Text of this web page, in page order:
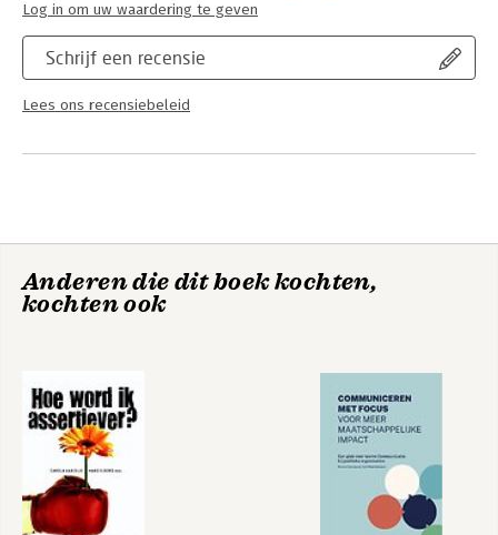
Schrijf een recensie
Lees ons recensiebeleid
Log in om uw waardering te geven
Anderen die dit boek kochten,
kochten ook